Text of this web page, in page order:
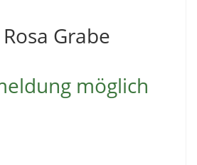
Rosa Grabe
möglich